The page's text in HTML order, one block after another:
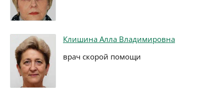
Клишина Алла Владимировна
врач скорой помощи